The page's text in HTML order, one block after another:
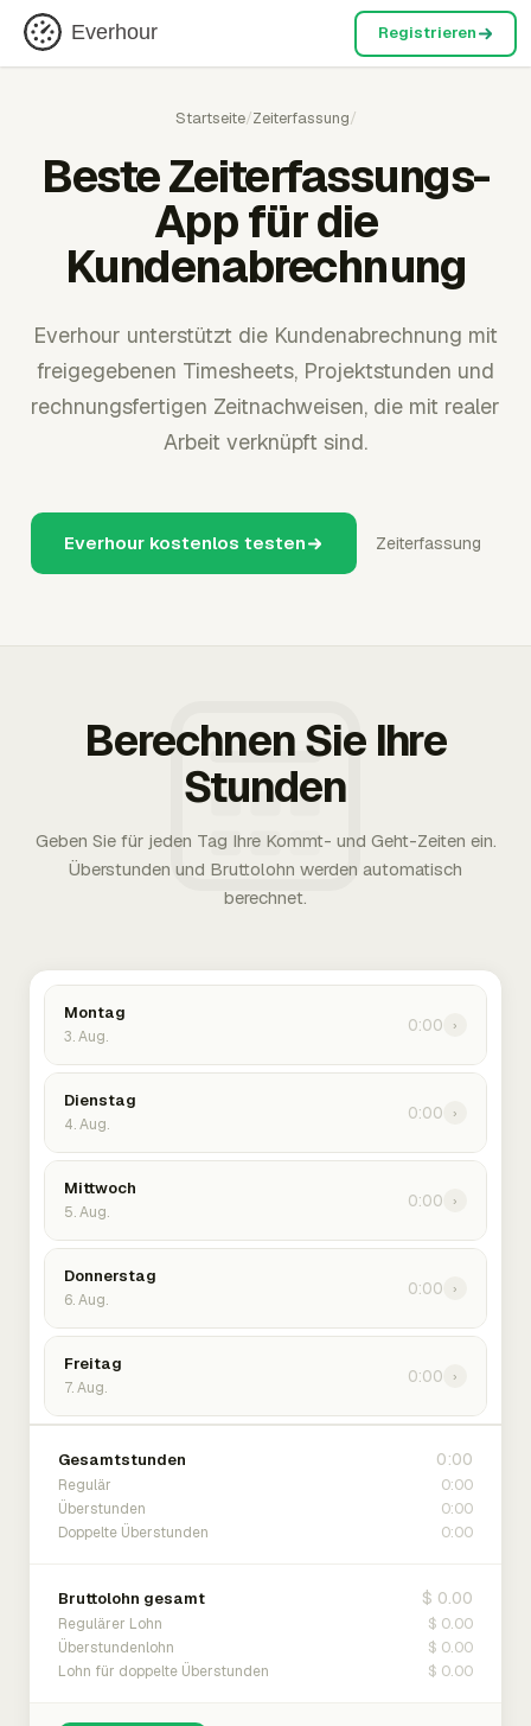
Everhour Registrieren
Startseite/Zeiterfassung/
Beste Zeiterfassungs-
App für die
Kundenabrechnung
Everhour unterstützt die Kundenabrechnung mit
freigegebenen Timesheets, Projektstunden und
rechnungsfertigen Zeitnachweisen, die mit realer
Arbeit verknüpft sind.
Everhour kostenlos testen Zeiterfassung
Berechnen Sie Ihre
Stunden
Geben Sie für jeden Tag Ihre Kommt- und Geht-Zeiten ein.
Überstunden und Bruttolohn werden automatisch
berechnet.
Montag
3. Aug.
0:00 ›
Dienstag
4. Aug.
0:00 ›
Mittwoch
5. Aug.
0:00 ›
Donnerstag
6. Aug.
0:00 ›
Freitag
7. Aug.
0:00 ›
Gesamtstunden 0:00
Regulär 0:00
Überstunden 0:00
Doppelte Überstunden 0:00
Bruttolohn gesamt $ 0.00
Regulärer Lohn $ 0.00
Überstundenlohn $ 0.00
Lohn für doppelte Überstunden $ 0.00